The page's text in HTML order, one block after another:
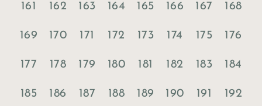
161 162 163 164 165 166 167 168
169 170 171 172 173 174 175 176
177 178 179 180 181 182 183 184
185 186 187 188 189 190 191 192